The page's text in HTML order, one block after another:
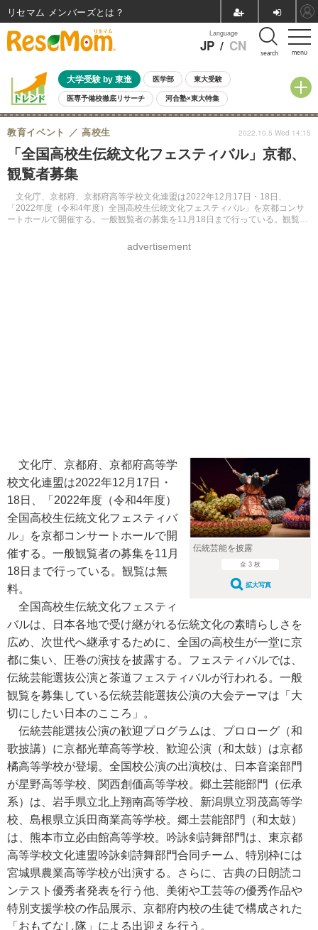
menu
Language
JP / CN search
大学受験 by 東進 医学部 東大受験
医専予備校徹底リサーチ 河合塾×東大特集
親子で考える大学選び 高校受験 中学受験 小学校受験
共通テスト 夏休み
8月開催イベント・WS 全国公立高校 過去問 人気記事
自由研究教材（小学生向け）
「全国高校生伝統文化フェスティバル」京都、
観覧者募集
文化庁、京都府、京都府高等学校文化連盟は2022年12月17日・18日、
「2022年度（令和4年度）全国高校生伝統文化フェスティバル」を京都コンサ
ートホールで開催する。一般観覧者の募集を11月18日まで行っている。観覧は
教育イベント 高校生
advertisement
2022.10.5 Wed 14:15
伝統芸能を披露
全 3 枚
拡大写真
文化庁、京都府、京都府高等学
校文化連盟は2022年12月17日・
18日、「2022年度（令和4年度）
全国高校生伝統文化フェスティバ
ル」を京都コンサートホールで開
催する。一般観覧者の募集を11月
18日まで行っている。観覧は無
料。
全国高校生伝統文化フェスティ
バルは、日本各地で受け継がれる伝統文化の素晴らしさを
広め、次世代へ継承するために、全国の高校生が一堂に京
都に集い、圧巻の演技を披露する。フェスティバルでは、
伝統芸能選抜公演と茶道フェスティバルが行われる。一般
観覧を募集している伝統芸能選抜公演の大会テーマは「大
切にしたい日本のこころ」。
伝統芸能選抜公演の歓迎プログラムは、プロローグ（和
歌披講）に京都光華高等学校、歓迎公演（和太鼓）は京都
橘高等学校が登場。全国校公演の出演校は、日本音楽部門
が星野高等学校、関西創価高等学校。郷土芸能部門（伝承
系）は、岩手県立北上翔南高等学校、新潟県立羽茂高等学
校、島根県立浜田商業高等学校。郷土芸能部門（和太鼓）
は、熊本市立必由館高等学校。吟詠剣詩舞部門は、東京都
高等学校文化連盟吟詠剣詩舞部門合同チーム、特別枠には
宮城県農業高等学校が出演する。さらに、古典の日朗読コ
ンテスト優秀者発表を行う他、美術や工芸等の優秀作品や
特別支援学校の作品展示、京都府内校の生徒で構成された
「おもてなし隊」による出迎えを行う。
リセマム メンバーズ